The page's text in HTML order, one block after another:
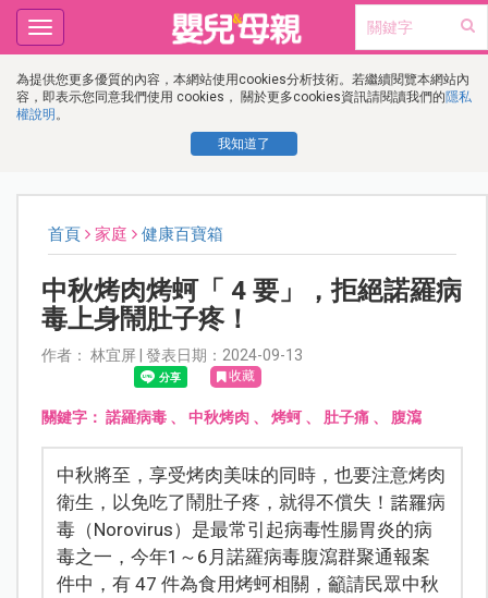
為提供您更多優質的內容，本網站使用cookies分析技術。若繼續閱覽本網站內
容，即表示您同意我們使用 cookies， 關於更多cookies資訊請閱讀我們的隱私
權說明 。
我知道了
Toggle
navigation
首頁 家庭 健康百寶箱
中秋烤肉烤蚵「 4 要」，拒絕諾羅病
毒上身鬧肚子疼！
作者： 林宜屏 | 發表日期：2024-09-13
收藏
關鍵字： 諾羅病毒、 中秋烤肉、 烤蚵、 肚子痛、 腹瀉
中秋將至，享受烤肉美味的同時，也要注意烤肉
衛生，以免吃了鬧肚子疼，就得不償失！諾羅病
毒（Norovirus）是最常引起病毒性腸胃炎的病
毒之一，今年1～6月諾羅病毒腹瀉群聚通報案
件中，有 47 件為食用烤蚵相關，籲請民眾中秋